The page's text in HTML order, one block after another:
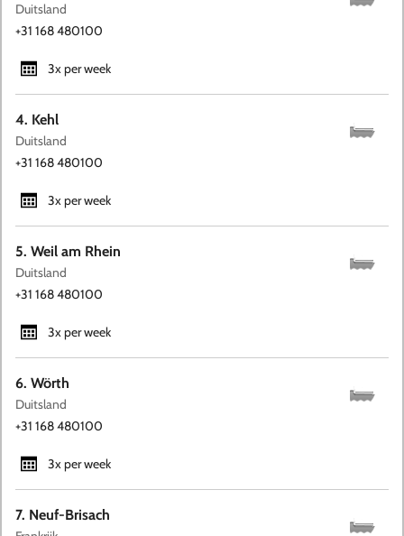
Duitsland
+31 168 480100
3x per week
4. Kehl
Duitsland
+31 168 480100
3x per week
5. Weil am Rhein
Duitsland
+31 168 480100
3x per week
6. Wörth
Duitsland
+31 168 480100
3x per week
7. Neuf-Brisach